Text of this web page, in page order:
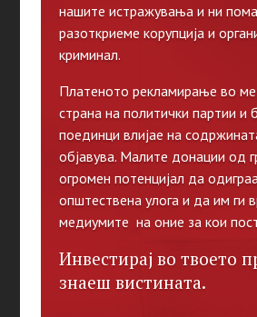
нашите истражувања и ни
разоткриеме корупција и
криминал.
Платеното рекламирање во
страна на политички партии и
поединци влијае на
објавува. Малите донации од
огромен потенцијал да
општествена улога и да им ги
медиумите на оние за кои
Инвестирај во твоето
знаеш вистината.